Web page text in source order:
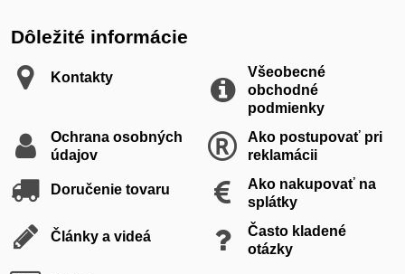
Dôležité informácie
Kontakty
Všeobecné
obchodné
podmienky
Ochrana osobných
údajov
Ako postupovať pri
reklamácii
Doručenie tovaru
Ako nakupovať na
splátky
Články a videá
Často kladené
otázky